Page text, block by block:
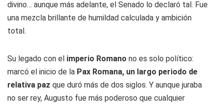
divino… aunque más adelante, el Senado lo declaró tal. Fue
una mezcla brillante de humildad calculada y ambición
total.
Su legado con el imperio Romano no es solo político:
marcó el inicio de la Pax Romana, un largo periodo de
relativa paz que duró más de dos siglos. Y aunque juraba
no ser rey, Augusto fue más poderoso que cualquier